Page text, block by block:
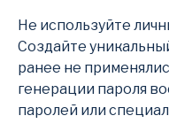
Не используйте
Создайте
ранее не
генерации пароля
паролей или